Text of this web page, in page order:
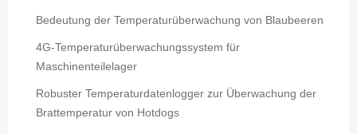
Bedeutung der Temperaturüberwachung von Blaubeeren
4G-Temperaturüberwachungssystem für
Maschinenteilelager
Robuster Temperaturdatenlogger zur Überwachung der
Brattemperatur von Hotdogs